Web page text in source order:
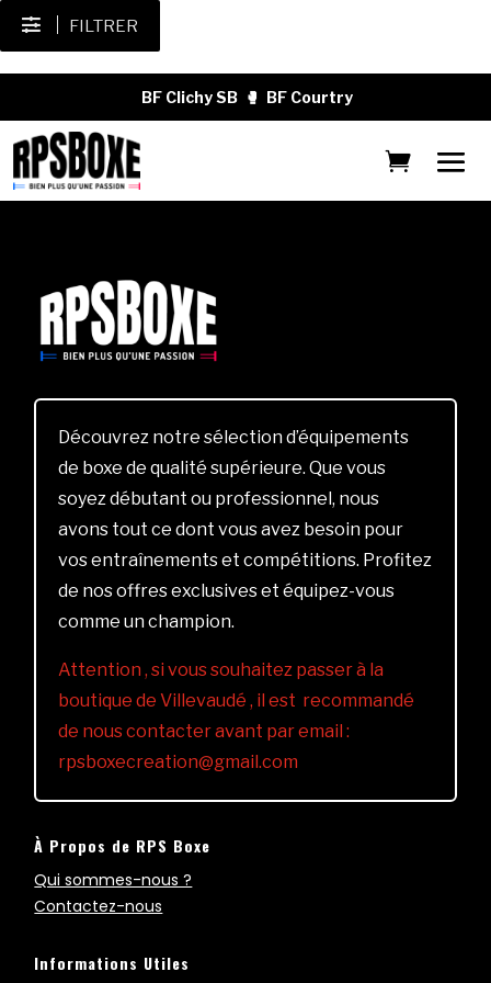
FILTRER
BF Clichy SB 🥊 BF Courtry
Découvrez notre sélection d’équipements
de boxe de qualité supérieure. Que vous
soyez débutant ou professionnel, nous
avons tout ce dont vous avez besoin pour
vos entraînements et compétitions. Profitez
de nos offres exclusives et équipez-vous
comme un champion.
Attention , si vous souhaitez passer à la
boutique de Villevaudé , il est recommandé
de nous contacter avant par email :
rpsboxecreation@gmail.com
À Propos de RPS Boxe
Qui sommes-nous ?
Contactez-nous
Informations Utiles